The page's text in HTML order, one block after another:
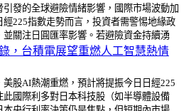
引發的全球避險情緒影響，國際市場波動加
225指數走勢而言，投資者需警惕地緣政
關注日圓匯率影響。若避險資金持續湧
，台積電展望重燃人工智慧熱情
股AI熱潮重燃，預計將提振今日日經225
國際利多對日本科技股（如半導體設備